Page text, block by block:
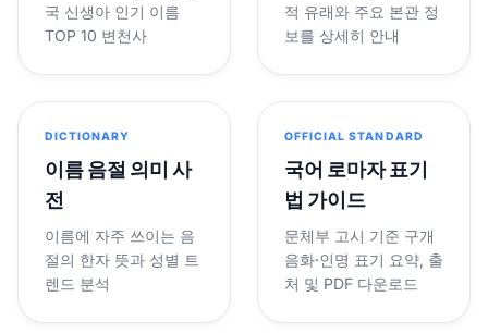
국 신생아 인기 이름
TOP 10 변천사
적 유래와 주요 본관 정
보를 상세히 안내
DICTIONARY
이름 음절 의미 사
전
이름에 자주 쓰이는 음
절의 한자 뜻과 성별 트
렌드 분석
OFFICIAL STANDARD
국어 로마자 표기
법 가이드
문체부 고시 기준 구개
음화·인명 표기 요약, 출
처 및 PDF 다운로드